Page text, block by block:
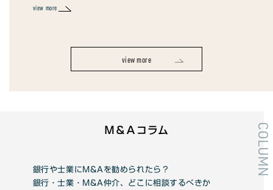
view more
view more
COLUMN
Ｍ＆Ａコラム
銀行や士業にM&Aを勧められたら？
銀行・士業・M&A仲介、どこに相談するべきか
未上場